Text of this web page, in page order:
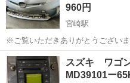
960円
宮崎駅
※ご覧いただきありがとうございます。 30プリウス 後期
バンパー 1F7 シルバー 割れと傷
しくお願いいたします。
宮崎 宮崎市 宮崎駅 外
スズキ ワゴ